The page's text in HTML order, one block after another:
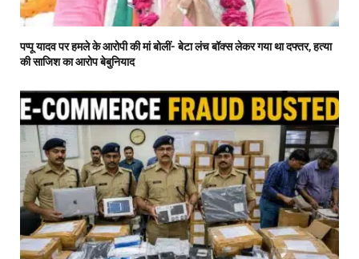
पप्पू यादव पर हमले के आरोपी की मां बोलीं- बेटा लंच बॉक्स लेकर गया था दफ्तर, हत्या
की साजिश का आरोप बेबुनियाद